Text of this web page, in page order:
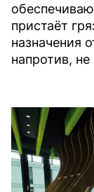
пристаёт
назначения
напротив, не